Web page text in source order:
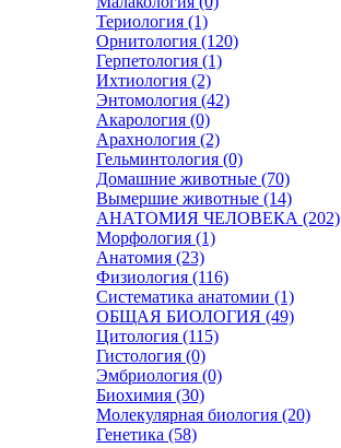
Териология (1)
Орнитология (120)
Герпетология (1)
Ихтиология (2)
Энтомология (42)
Акарология (0)
Арахнология (2)
Гельминтология (0)
Домашние животные (70)
Вымершие животные (14)
АНАТОМИЯ ЧЕЛОВЕКА (202)
Морфология (1)
Анатомия (23)
Физиология (116)
Систематика анатомии (1)
ОБЩАЯ БИОЛОГИЯ (49)
Цитология (115)
Гистология (0)
Эмбриология (0)
Биохимия (30)
Молекулярная биология (20)
Генетика (58)